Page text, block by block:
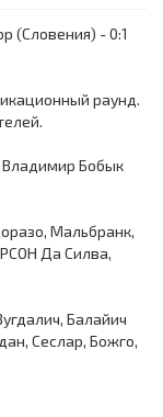
(Словения) - 0:1
раунд.
Владимир Бобык
Мальбранк,
Да Силва,
Балайич
Сеслар, Божго,